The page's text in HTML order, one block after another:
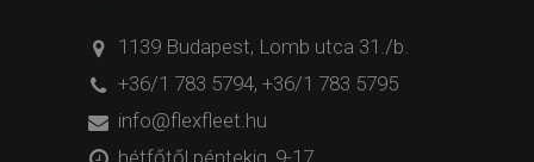
1139 Budapest, Lomb utca 31./b.
+36/1 783 5794, +36/1 783 5795
info@flexfleet.hu
hétfőtől péntekig, 9-17.